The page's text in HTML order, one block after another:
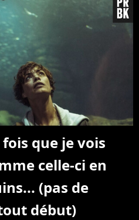
que je vois
celle-ci en
(pas de
début)